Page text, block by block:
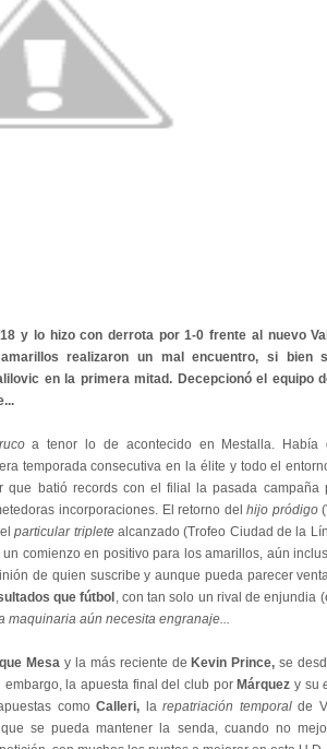
y lo hizo con derrota por 1-0 frente al nuevo
realizaron un mal encuentro, si bien
en la primera mitad. Decepcionó el equipo
a tenor lo de acontecido en Mestalla. Había
temporada consecutiva en la élite y todo el
batió records con el filial la pasada campaña
incorporaciones. El retorno delhijo pródigo(
elparticular tripletealcanzado (Trofeo Ciudad de la
comienzo en positivo para los amarillos, aún
de quien suscribe y aunque pueda parecer
que fútbol , con tan solo un rival de enjundia
maquinaria aún necesita engranaje...
Mesa y la más reciente de Kevin Prince,se
la apuesta final del club por Márquezy su
comoCalleri, larepatriación temporalde
se pueda mantener la senda, cuando no